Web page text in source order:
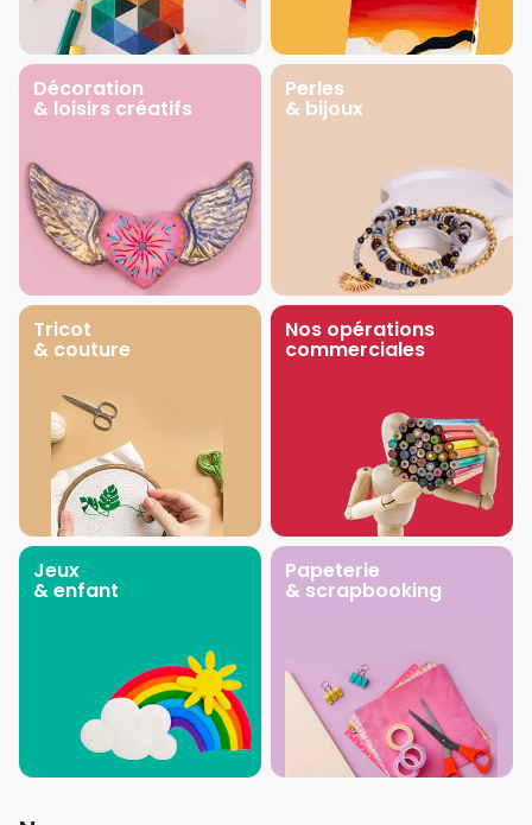
Décoration
& loisirs créatifs
Perles
& bijoux
Tricot
& couture
Nos opérations
commerciales
Jeux
& enfant
Papeterie
& scrapbooking